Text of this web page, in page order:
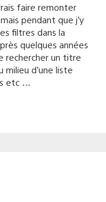
faire remonter
pendant que j’y
filtres dans la
quelques années
rechercher un titre
d’une liste
etc …